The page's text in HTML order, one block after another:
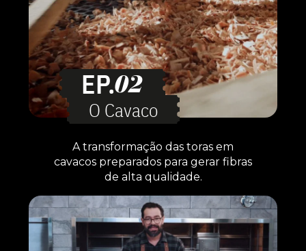
EP.02
O Cavaco
A transformação das toras em
cavacos preparados para gerar fibras
de alta qualidade.